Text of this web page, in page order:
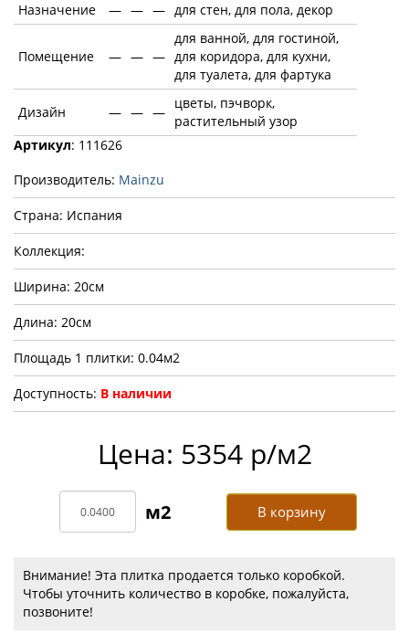
Назначение
— — — для стен, для пола, декор
Помещение — — —
для ванной, для гостиной,
для коридора, для кухни,
для туалета, для фартука
Дизайн — — —
цветы, пэчворк,
растительный узор
Артикул: 111626
Производитель: Mainzu
Страна: Испания
Коллекция:
Ширина: 20см
Длина: 20см
Площадь 1 плитки: 0.04м2
Доступность: В наличии
Цена: 5354 р/м2
В корзину
Внимание! Эта плитка продается только коробкой.
Чтобы уточнить количество в коробке, пожалуйста,
позвоните!